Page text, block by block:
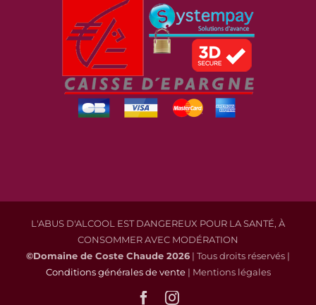
L'ABUS D'ALCOOL EST DANGEREUX POUR LA SANTÉ, À
CONSOMMER AVEC MODÉRATION
©Domaine de Coste Chaude 2026 | Tous droits réservés |
Conditions générales de vente| Mentions légales
FacebookInstagram